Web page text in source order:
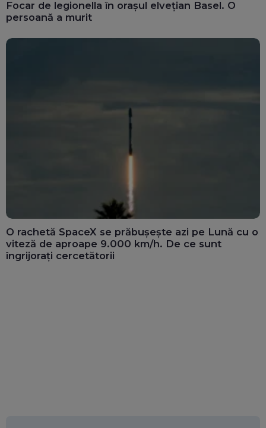
Focar de legionella în orașul elvețian Basel. O
persoană a murit
O rachetă SpaceX se prăbușește azi pe Lună cu o
viteză de aproape 9.000 km/h. De ce sunt
îngrijorați cercetătorii